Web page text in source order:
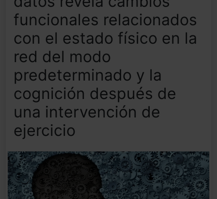
funcionales relacionados
con el estado físico en la
red del modo
predeterminado y la
cognición después de
una intervención de
ejercicio